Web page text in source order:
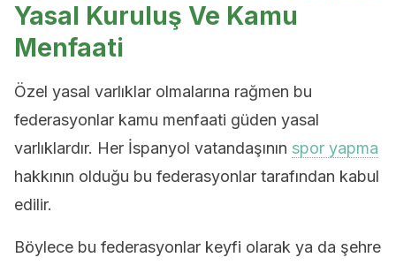
Yasal Kuruluş Ve Kamu
Menfaati
Özel yasal varlıklar olmalarına rağmen bu
federasyonlar kamu menfaati güden yasal
varlıklardır. Her İspanyol vatandaşının spor yapma
hakkının olduğu bu federasyonlar tarafından kabul
edilir.
Böylece bu federasyonlar keyfi olarak ya da şehre